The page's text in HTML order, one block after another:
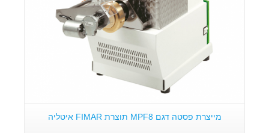
מייצרת פסטה דגם MPF8 תוצרת FIMAR איטליה